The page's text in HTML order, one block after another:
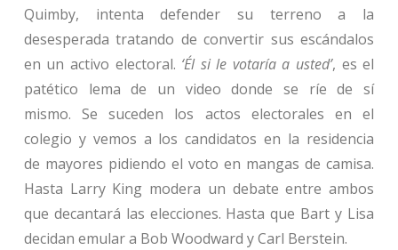
Quimby, intenta defender su terreno a la
desesperada tratando de convertir sus escándalos
en un activo electoral. ‘Él si le votaría a usted’, es el
patético lema de un video donde se ríe de sí
mismo. Se suceden los actos electorales en el
colegio y vemos a los candidatos en la residencia
de mayores pidiendo el voto en mangas de camisa.
Hasta Larry King modera un debate entre ambos
que decantará las elecciones. Hasta que Bart y Lisa
decidan emular a Bob Woodward y Carl Berstein.